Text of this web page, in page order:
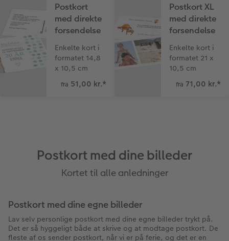
Postkort
med direkte
forsendelse
Enkelte kort i
formatet 14,8
x 10,5 cm
fra 51,00 kr.*
Postkort XL
med direkte
forsendelse
Enkelte kort i
formatet 21 x
10,5 cm
fra 71,00 kr.*
Postkort med dine billeder
Kortet til alle anledninger
Postkort med dine egne billeder
Lav selv personlige postkort med dine egne billeder trykt på.
Det er så hyggeligt både at skrive og at modtage postkort. De
fleste af os sender postkort, når vi er på ferie, og det er en